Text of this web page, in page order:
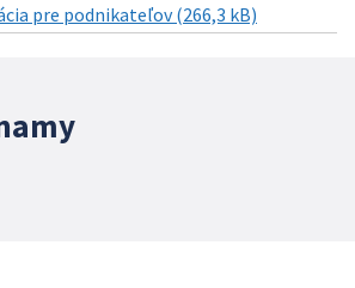
pre podnikateľov (266,3 kB)